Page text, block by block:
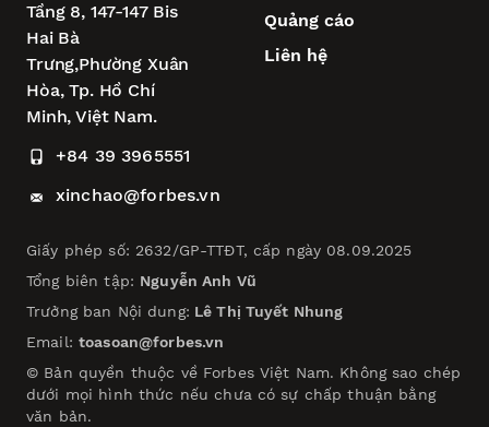
Tầng 8, 147-147 Bis
Hai Bà
Trưng,Phường Xuân
Hòa,Tp. Hồ Chí
Minh, Việt Nam.
+84 39 3965551
xinchao@forbes.vn
Quảng cáo
Liên hệ
Giấy phép số: 2632/GP-TTĐT, cấp ngày 08.09.2025
Tổng biên tập: Nguyễn Anh Vũ
Trưởng ban Nội dung: Lê Thị Tuyết Nhung
Email: toasoan@forbes.vn
© Bản quyền thuộc về Forbes Việt Nam. Không sao chép
dưới mọi hình thức nếu chưa có sự chấp thuận bằng
văn bản.